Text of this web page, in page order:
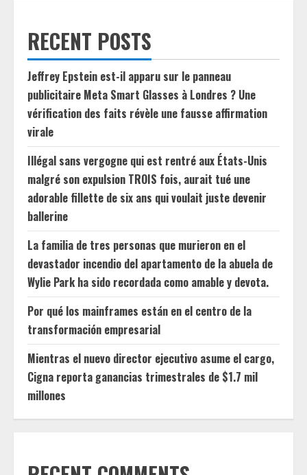
RECENT POSTS
Jeffrey Epstein est-il apparu sur le panneau
publicitaire Meta Smart Glasses à Londres ? Une
vérification des faits révèle une fausse affirmation
virale
Illégal sans vergogne qui est rentré aux États-Unis
malgré son expulsion TROIS fois, aurait tué une
adorable fillette de six ans qui voulait juste devenir
ballerine
La familia de tres personas que murieron en el
devastador incendio del apartamento de la abuela de
Wylie Park ha sido recordada como amable y devota.
Por qué los mainframes están en el centro de la
transformación empresarial
Mientras el nuevo director ejecutivo asume el cargo,
Cigna reporta ganancias trimestrales de $1.7 mil
millones